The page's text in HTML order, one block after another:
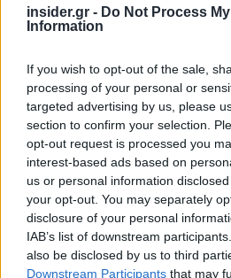
insider.gr - Do Not Process
Information
If you wish to opt-out of the sale,
processing of your personal or
targeted advertising by us, please
section to confirm your selection.
opt-out request is processed you
interest-based ads based on
us or personal information
your opt-out. You may separately
disclosure of your personal
IAB’s list of downstream
also be disclosed by us to third
Downstream Participants that may
Μάρκος Τζούνιορ.